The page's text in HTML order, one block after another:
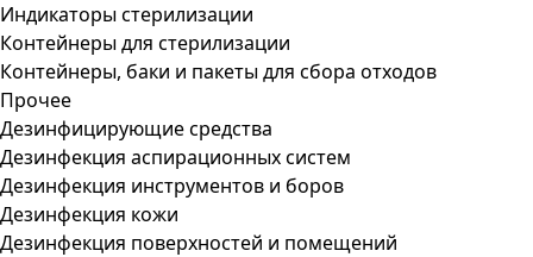
Индикаторы стерилизации
Контейнеры для стерилизации
Контейнеры, баки и пакеты для сбора отходов
Прочее
Дезинфицирующие средства
Дезинфекция аспирационных систем
Дезинфекция инструментов и боров
Дезинфекция кожи
Дезинфекция поверхностей и помещений